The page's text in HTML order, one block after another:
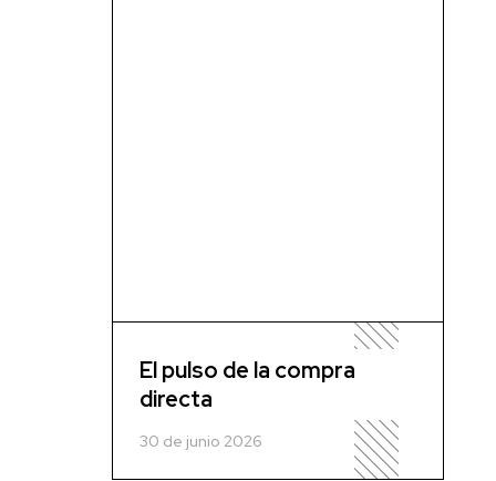
El pulso de la compra
directa
30 de junio 2026